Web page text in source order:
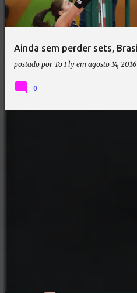
Ainda sem perder sets,
postado por To Fly em agosto 14, 2016
0